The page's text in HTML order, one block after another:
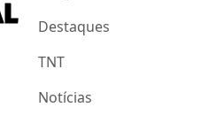
Destaques
TNT
Notícias